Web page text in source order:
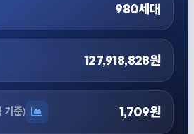
980세대
127,918,828원
기준) 1,709원